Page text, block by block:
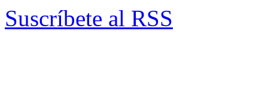
Suscríbete al RSS